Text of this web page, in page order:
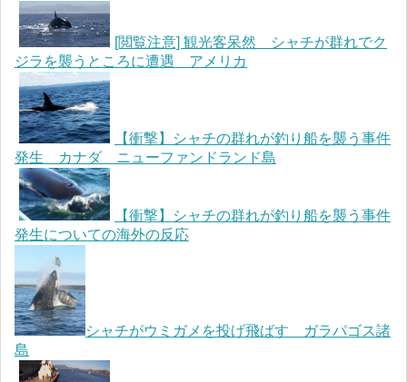
[閲覧注意] 観光客呆然 シャチが群れでク
ジラを襲うところに遭遇 アメリカ
【衝撃】シャチの群れが釣り船を襲う事件
発生 カナダ ニューファンドランド島
【衝撃】シャチの群れが釣り船を襲う事件
発生についての海外の反応
シャチがウミガメを投げ飛ばす ガラパゴス諸
島